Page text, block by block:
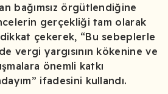
bağımsız örgütlendiğine
gerçekliği tam olarak
dikkat çekerek, “Bu sebeplerle
vergi yargısının kökenine ve
önemli katkı
ifadesini kullandı.